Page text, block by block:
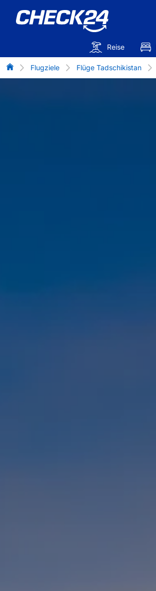
Reise
Flug-Vergleich
Flugziele Flüge Tadschikistan